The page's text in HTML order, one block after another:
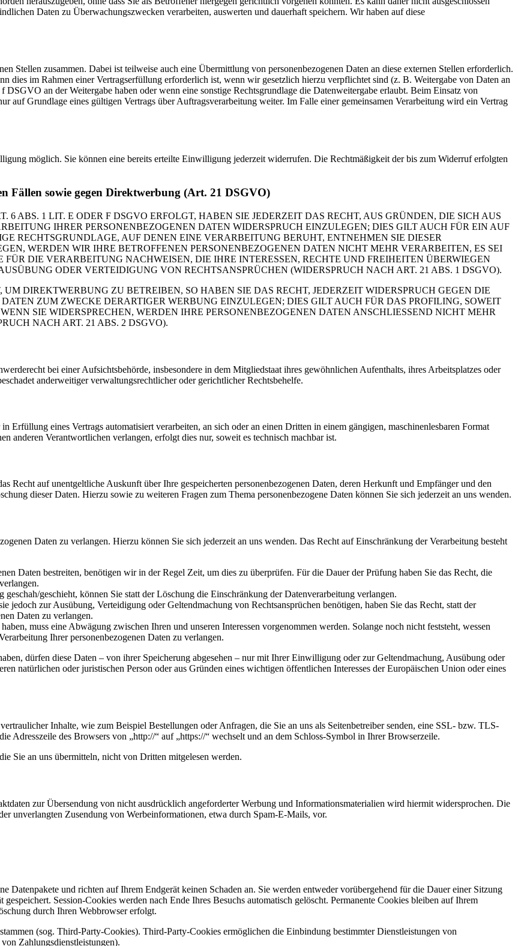
Daten zu Überwachungszwecken verarbeiten, auswerten und dauerhaft speichern. Wir haben auf diese
Stellen zusammen. Dabei ist teilweise auch eine Übermittlung von personenbezogenen Daten an diese externen Stellen erforderlich.
dies im Rahmen einer Vertragserfüllung erforderlich ist, wenn wir gesetzlich hierzu verpflichtet sind (z. B. Weitergabe von Daten an
an der Weitergabe haben oder wenn eine sonstige Rechtsgrundlage die Datenweitergabe erlaubt. Beim Einsatz von
auf Grundlage eines gültigen Vertrags über Auftragsverarbeitung weiter. Im Falle einer gemeinsamen Verarbeitung wird ein Vertrag
möglich. Sie können eine bereits erteilte Einwilligung jederzeit widerrufen. Die Rechtmäßigkeit der bis zum Widerruf erfolgten
Fällen sowie gegen Direktwerbung (Art. 21 DSGVO)
ABS. 1 LIT. E ODER F DSGVO ERFOLGT, HABEN SIE JEDERZEIT DAS RECHT, AUS GRÜNDEN, DIE SICH AUS
IHRER PERSONENBEZOGENEN DATEN WIDERSPRUCH EINZULEGEN; DIES GILT AUCH FÜR EIN AUF
RECHTSGRUNDLAGE, AUF DENEN EINE VERARBEITUNG BERUHT, ENTNEHMEN SIE DIESER
WERDEN WIR IHRE BETROFFENEN PERSONENBEZOGENEN DATEN NICHT MEHR VERARBEITEN, ES SEI
DIE VERARBEITUNG NACHWEISEN, DIE IHRE INTERESSEN, RECHTE UND FREIHEITEN ÜBERWIEGEN
ODER VERTEIDIGUNG VON RECHTSANSPRÜCHEN (WIDERSPRUCH NACH ART. 21 ABS. 1 DSGVO).
DIREKTWERBUNG ZU BETREIBEN, SO HABEN SIE DAS RECHT, JEDERZEIT WIDERSPRUCH GEGEN DIE
ZUM ZWECKE DERARTIGER WERBUNG EINZULEGEN; DIES GILT AUCH FÜR DAS PROFILING, SOWEIT
SIE WIDERSPRECHEN, WERDEN IHRE PERSONENBEZOGENEN DATEN ANSCHLIESSEND NICHT MEHR
NACH ART. 21 ABS. 2 DSGVO).
bei einer Aufsichtsbehörde, insbesondere in dem Mitgliedstaat ihres gewöhnlichen Aufenthalts, ihres Arbeitsplatzes oder
anderweitiger verwaltungsrechtlicher oder gerichtlicher Rechtsbehelfe.
eines Vertrags automatisiert verarbeiten, an sich oder an einen Dritten in einem gängigen, maschinenlesbaren Format
anderen Verantwortlichen verlangen, erfolgt dies nur, soweit es technisch machbar ist.
Recht auf unentgeltliche Auskunft über Ihre gespeicherten personenbezogenen Daten, deren Herkunft und Empfänger und den
dieser Daten. Hierzu sowie zu weiteren Fragen zum Thema personenbezogene Daten können Sie sich jederzeit an uns wenden.
Daten zu verlangen. Hierzu können Sie sich jederzeit an uns wenden. Das Recht auf Einschränkung der Verarbeitung besteht
Daten bestreiten, benötigen wir in der Regel Zeit, um dies zu überprüfen. Für die Dauer der Prüfung haben Sie das Recht, die
geschieht, können Sie statt der Löschung die Einschränkung der Datenverarbeitung verlangen.
jedoch zur Ausübung, Verteidigung oder Geltendmachung von Rechtsansprüchen benötigen, haben Sie das Recht, statt der
Daten zu verlangen.
muss eine Abwägung zwischen Ihren und unseren Interessen vorgenommen werden. Solange noch nicht feststeht, wessen
Ihrer personenbezogenen Daten zu verlangen.
dürfen diese Daten – von ihrer Speicherung abgesehen – nur mit Ihrer Einwilligung oder zur Geltendmachung, Ausübung oder
natürlichen oder juristischen Person oder aus Gründen eines wichtigen öffentlichen Interesses der Europäischen Union oder eines
Inhalte, wie zum Beispiel Bestellungen oder Anfragen, die Sie an uns als Seitenbetreiber senden, eine SSL- bzw. TLS-
Adresszeile des Browsers von „http://“ auf „https://“ wechselt und an dem Schloss-Symbol in Ihrer Browserzeile.
Sie an uns übermitteln, nicht von Dritten mitgelesen werden.
zur Übersendung von nicht ausdrücklich angeforderter Werbung und Informationsmaterialien wird hiermit widersprochen. Die
unverlangten Zusendung von Werbeinformationen, etwa durch Spam-E-Mails, vor.
Datenpakete und richten auf Ihrem Endgerät keinen Schaden an. Sie werden entweder vorübergehend für die Dauer einer Sitzung
Session-Cookies werden nach Ende Ihres Besuchs automatisch gelöscht. Permanente Cookies bleiben auf Ihrem
durch Ihren Webbrowser erfolgt.
(sog. Third-Party-Cookies). Third-Party-Cookies ermöglichen die Einbindung bestimmter Dienstleistungen von
Zahlungsdienstleistungen).